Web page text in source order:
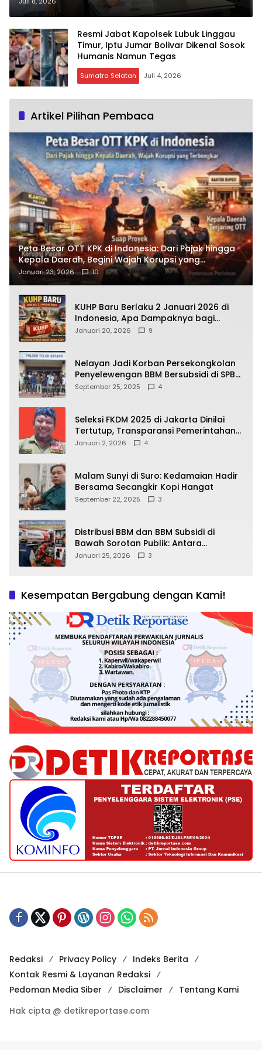
Resmi Jabat Kapolsek Lubuk Linggau
Timur, Iptu Jumar Bolivar Dikenal Sosok
Humanis Namun Tegas
Sumatra Selatan Juli 4, 2026
Artikel Pilihan Pembaca
Peta Besar OTT KPK di Indonesia: Dari Pajak hingga
Kepala Daerah, Begini Wajah Korupsi yang
Terbongkar
Januari 23, 2026 10
KUHP Baru Berlaku 2 Januari 2026 di
Indonesia, Apa Dampaknya bagi
Kehidupan Warga? Ini Aturan Kunci
Januari 20, 2026 9
Nelayan Jadi Korban Persekongkolan
Penyelewengan BBM Bersubsidi di SPBU
64.78809 Teluk Batang
September 25, 2025 4
Seleksi FKDM 2025 di Jakarta Dinilai
Tertutup, Transparansi Pemerintahan
Pramono–Rano Dipertanyakan
Januari 2, 2026 4
Malam Sunyi di Suro: Kedamaian Hadir
Bersama Secangkir Kopi Hangat
September 22, 2025 3
Distribusi BBM dan BBM Subsidi di
Bawah Sorotan Publik: Antara
Kepentingan Negara, Hak Konsumen,
Januari 25, 2026 3
Kesempatan Bergabung dengan Kami!
Redaksi Privacy Policy
Indeks Berita
Kontak Resmi & Layanan Redaksi
Pedoman Media Siber
Disclaimer
Tentang Kami
Hak cipta @ detikreportase.com